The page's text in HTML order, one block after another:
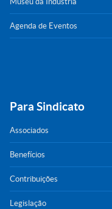
Agenda de Eventos
Para Sindicato
Associados
Benefícios
Contribuições
Legislação